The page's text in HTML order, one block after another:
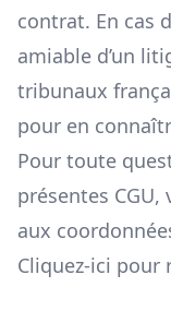
contrat. En cas
amiable d’un
tribunaux
pour en
Pour toute
présentes CGU,
aux
Cliquez-ici pour